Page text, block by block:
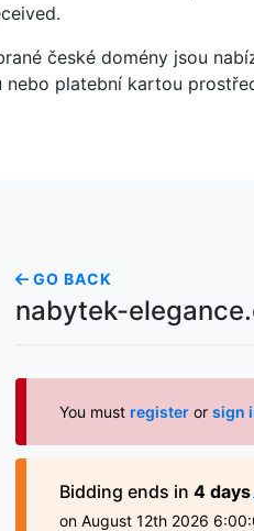
české domény jsou
nebo platební kartou
GO BACK
nabytek-
You must register or sign
Bidding ends in 4 days
on August 12th 2026